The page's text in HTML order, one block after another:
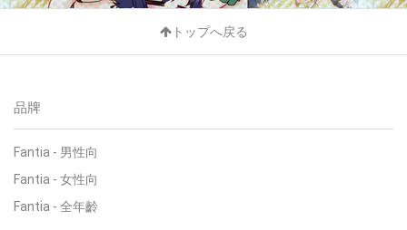
トップへ戻る
品牌
Fantia - 男性向
Fantia - 女性向
Fantia - 全年齡